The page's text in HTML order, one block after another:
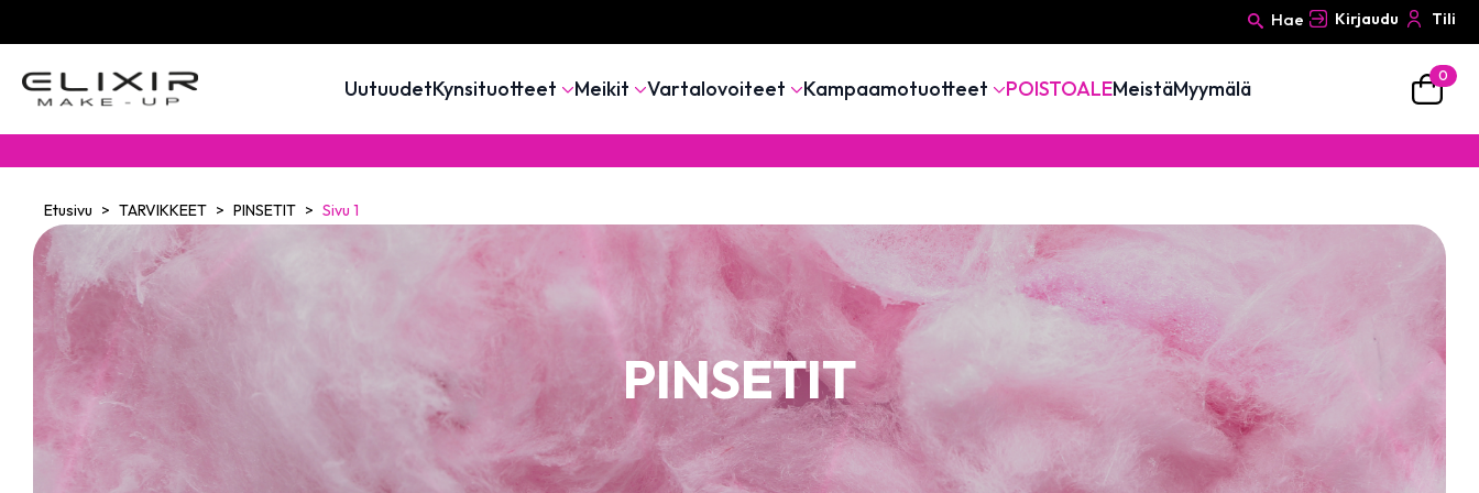
Search
Hae Kirjaudu Tili
UutuudetKynsituotteet Meikit Vartalovoiteet Kampaamotuotteet POISTOALEMeistäMyymälä
0
Etusivu TARVIKKEET PINSETIT Sivu 1
PINSETIT